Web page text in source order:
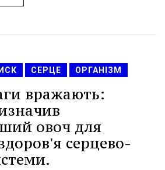
СЕРЦЕ ОРГАНІЗМ
вражають:
овоч для
серцево-